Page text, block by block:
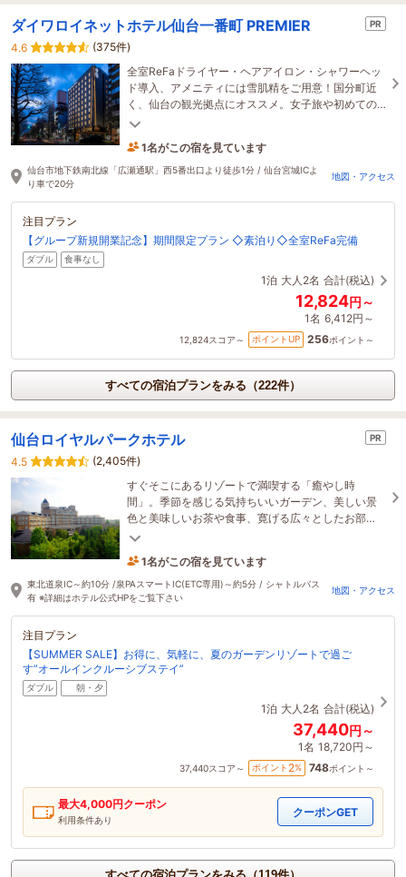
ダイワロイネットホテル仙台一番町 PREMIER PR
4.6
(375件)
全室ReFaドライヤー・ヘアアイロン・シャワーヘッ
ド導入、アメニティには雪肌精をご用意！国分町近
く、仙台の観光拠点にオススメ。女子旅や初めての
仙台旅行に最適。ホテル１Ｆローソン直結。
1名がこの宿を見ています
1時間前に予約されました
仙台市地下鉄南北線「広瀬通駅」西5番出口より徒歩1分 / 仙台宮城ICよ
り車で20分
地図・アクセス
注目プラン
【グループ新規開業記念】期間限定プラン ◇素泊り◇全室ReFa完備
ダブル 食事なし
1泊 大人2名 合計(税込)
12,824円～
1名 6,412円～
12,824スコア～ ポイントUP 256ポイント～
すべての宿泊プランをみる（222件）
仙台ロイヤルパークホテル PR
4.5
(2,405件)
すぐそこにあるリゾートで満喫する「癒やし時
間」。季節を感じる気持ちいいガーデン、美しい景
色と美味しいお茶や食事、寛げる広々としたお部
屋。喧騒を忘れて非日常に浸る、快適ホテルライ
1名がこの宿を見ています
12時間前に予約されました
東北道泉IC～約10分 /泉PAスマートIC(ETC専用)～約5分 / シャトルバス
有 ※詳細はホテル公式HPをご覧下さい
地図・アクセス
注目プラン
【SUMMER SALE】お得に、気軽に、夏のガーデンリゾートで過ご
す”オールインクルーシブステイ”
ダブル 朝・夕
1泊 大人2名 合計(税込)
37,440円～
1名 18,720円～
37,440スコア～ ポイント 2% 748ポイント～
最大4,000円クーポン
利用条件あり
クーポンGET